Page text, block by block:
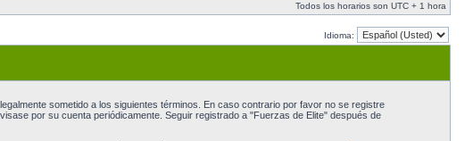
Todos los horarios son UTC + 1 hora
Idioma:
sometido a los siguientes términos. En caso contrario por favor no se registre
por su cuenta periódicamente. Seguir registrado a "Fuerzas de Elite" después de